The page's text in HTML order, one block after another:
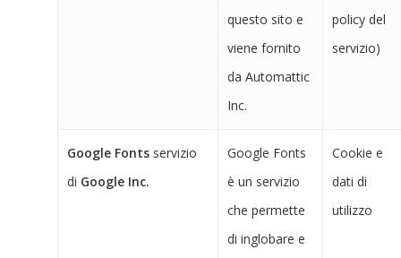
questo sito e
viene fornito
da Automattic
Inc.
policy del
servizio)
Google Fonts servizio
di Google Inc.
Google Fonts
è un servizio
che permette
di inglobare e
Cookie e
dati di
utilizzo